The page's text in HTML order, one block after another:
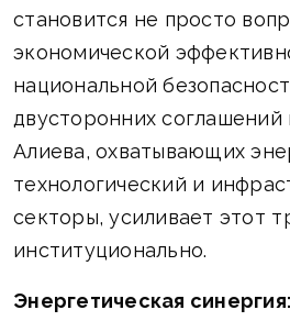
становится не просто
экономической
национальной
двусторонних соглашений
Алиева, охватывающих
технологический и
секторы, усиливает этот
институционально.
Энергетическая